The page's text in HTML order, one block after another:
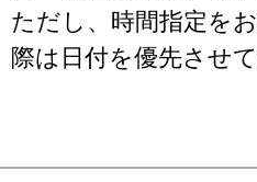
ただし、時間指定を
際は日付を優先させ